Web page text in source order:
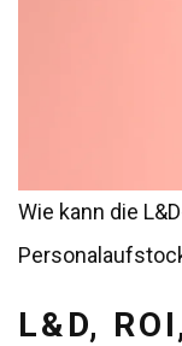
Wie kann die
L&D,